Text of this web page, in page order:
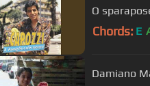
O
Chords: E
Damiano